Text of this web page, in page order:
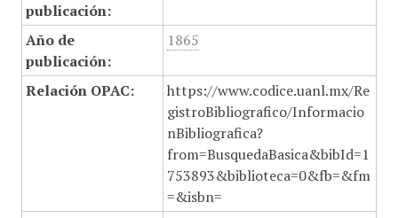
publicación:
Año de
publicación:
1865
Relación OPAC:
https://www.codice.uanl.mx/Re
gistroBibliografico/Informacio
nBibliografica?
from=BusquedaBasica&bibId=1
753893&biblioteca=0&fb=&fm
=&isbn=